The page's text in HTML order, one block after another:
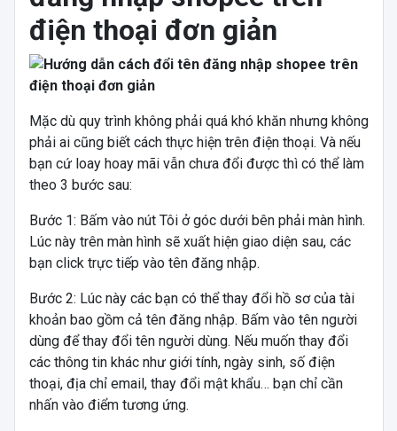
điện thoại đơn giản
Mặc dù quy trình không phải quá khó khăn nhưng không
phải ai cũng biết cách thực hiện trên điện thoại. Và nếu
bạn cứ loay hoay mãi vẫn chưa đổi được thì có thể làm
theo 3 bước sau:
Bước 1: Bấm vào nút Tôi ở góc dưới bên phải màn hình.
Lúc này trên màn hình sẽ xuất hiện giao diện sau, các
bạn click trực tiếp vào tên đăng nhập.
Bước 2: Lúc này các bạn có thể thay đổi hồ sơ của tài
khoản bao gồm cả tên đăng nhập. Bấm vào tên người
dùng để thay đổi tên người dùng. Nếu muốn thay đổi
các thông tin khác như giới tính, ngày sinh, số điện
thoại, địa chỉ email, thay đổi mật khẩu… bạn chỉ cần
nhấn vào điểm tương ứng.